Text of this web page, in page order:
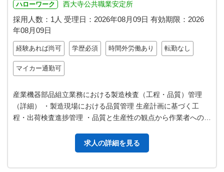
ハローワーク 西大寺公共職業安定所
採用人数：1人 受理日： 2026年08月09日 有効期限： 2026
年08月09日
経験あれば尚可 学歴必須 時間外労働あり 転勤なし
マイカー通勤可
産業機器部品組立業務における製造検査（工程・品質）管理
（詳細） ・製造現場における品質管理 生産計画に基づく工
程・出荷検査進捗管理 ・品質と生産性の観点から作業者への指
求人の詳細を見る